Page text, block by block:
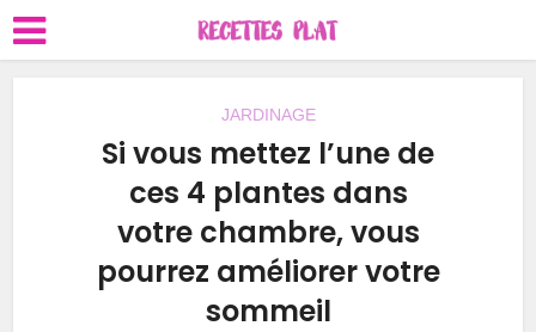
JARDINAGE
Si vous mettez l’une de
ces 4 plantes dans
votre chambre, vous
pourrez améliorer votre
sommeil